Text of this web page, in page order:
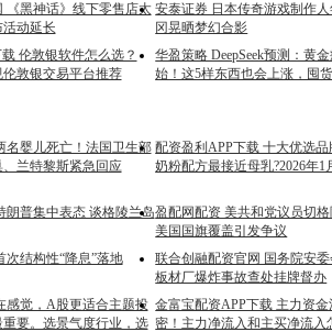
《黑神话》线下零售店太
动延长
安泰证券 日本传奇游戏制作
冈晃晒梦幻合影
伦敦银软件怎么选？
伦敦银交易平台推荐
华盈策略 DeepSeek预测：黄
始！这5样东西也会上涨，囤
名婴儿死亡！法国卫生部
兰特黎斯紧急回应
配资盈利APP下载 十大优选
奶粉配方最接近母乳?2026年1
朗普集中表态 谈格陵兰岛盈配网配资 美共和党议员切
美国国旗覆盖引发争议
次结构性“降息”落地
联合创融配资官网 国务院安
板材厂爆炸事故查处挂牌督办
感觉，A股更适合主题投
要。选景气度行业，选
金富宝配资APP下载 主力资
密！主力净流入和主买净流入